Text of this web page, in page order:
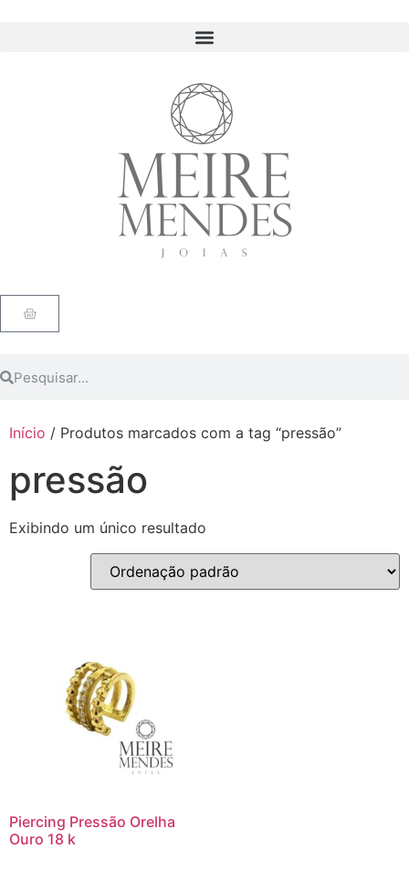
Início / Produtos marcados com a tag “pressão”
pressão
Exibindo um único resultado
Piercing Pressão Orelha
Ouro 18 k